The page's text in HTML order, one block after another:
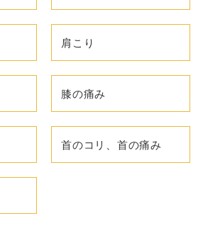
肩こり
膝の痛み
首のコリ、首の痛み